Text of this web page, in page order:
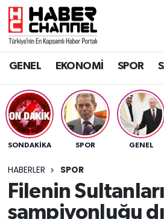
GENEL EKONOMİ SPOR
SONDAKIKA SPOR GENEL
HABERLER SPOR
Filenin
şampiyonluğu
GENEL
SPOR
SAĞLIK
EĞİTİM
SİYASET
Nöbetçi Eczaneler
Trafik Durumu
Süper Lig Puan Durumu
Tüm Manşetler
Son Dakika Haberleri